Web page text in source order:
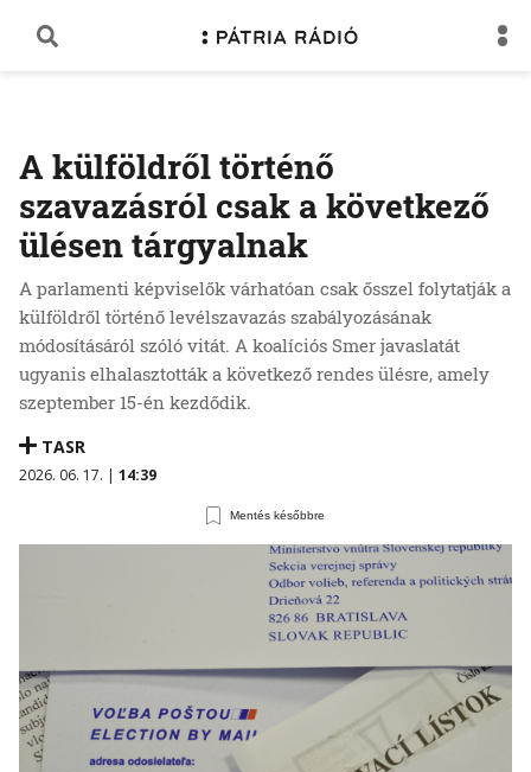
A külföldről történő
szavazásról csak a következő
ülésen tárgyalnak
A parlamenti képviselők várhatóan csak ősszel folytatják a
külföldről történő levélszavazás szabályozásának
módosításáról szóló vitát. A koalíciós Smer javaslatát
ugyanis elhalasztották a következő rendes ülésre, amely
szeptember 15-én kezdődik.
TASR
2026. 06. 17. | 14:39
Mentés későbbre